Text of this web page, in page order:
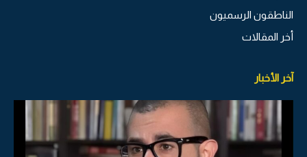
الناطقون الرسميون
أخر المقالات
آخر الأخبار